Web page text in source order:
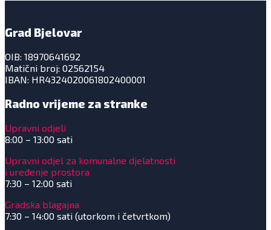
Grad Bjelovar
OIB: 18970641692
Matični broj: 02562154
IBAN: HR4324020061802400001
Radno vrijeme za stranke
Upravni odjeli
8:00 – 13:00 sati
Upravni odjel za komunalne djelatnosti
i uređenje prostora
7:30 – 12:00 sati
Gradska blagajna
7:30 – 14:00 sati (utorkom i četvrtkom)